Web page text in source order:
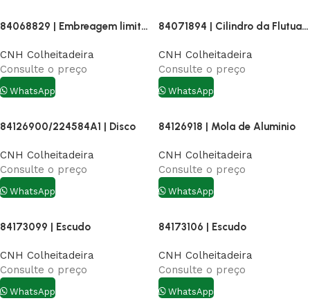
84068829 | Embreagem limitadora de torque 280Nm
CNH Colheitadeira
Consulte o preço
WhatsApp
84071894 | Cilindro da Flutuação CR
CNH Colheitadeira
Consulte o preço
WhatsApp
84126900/224584A1 | Disco
CNH Colheitadeira
Consulte o preço
WhatsApp
84126918 | Mola de Aluminio
CNH Colheitadeira
Consulte o preço
WhatsApp
84173099 | Escudo
CNH Colheitadeira
Consulte o preço
WhatsApp
84173106 | Escudo
CNH Colheitadeira
Consulte o preço
WhatsApp